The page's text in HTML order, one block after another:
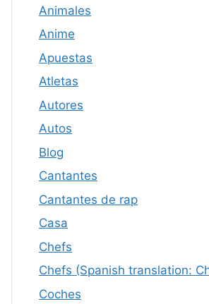
Animales
Anime
Apuestas
Atletas
Autores
Autos
Blog
Cantantes
Cantantes de rap
Casa
Chefs
Chefs (Spanish translation:
Coches